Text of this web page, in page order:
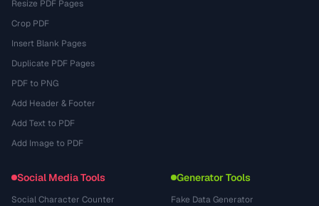
Resize PDF Pages
Crop PDF
Insert Blank Pages
Duplicate PDF Pages
PDF to PNG
Add Header & Footer
Add Text to PDF
Add Image to PDF
Social Media Tools
Social Character Counter
Generator Tools
Fake Data Generator